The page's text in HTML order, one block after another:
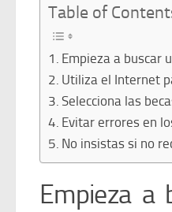
Table of
Empieza a buscar
Utiliza el Internet
Selecciona las
Evitar errores en
No insistas si no
Empieza a